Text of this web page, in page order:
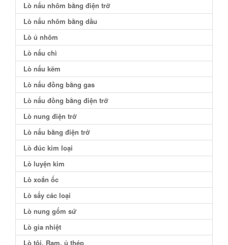
Lò nấu nhôm bằng điện trở
Lò nấu nhôm bằng dầu
Lò ủ nhôm
Lò nấu chì
Lò nấu kẽm
Lò nấu đồng bằng gas
Lò nấu đồng bằng điện trở
Lò nung điện trở
Lò nấu bằng điện trở
Lò đúc kim loại
Lò luyện kim
Lò xoắn ốc
Lò sấy các loại
Lò nung gốm sứ
Lò gia nhiệt
Lò tôi, Ram, ủ thép